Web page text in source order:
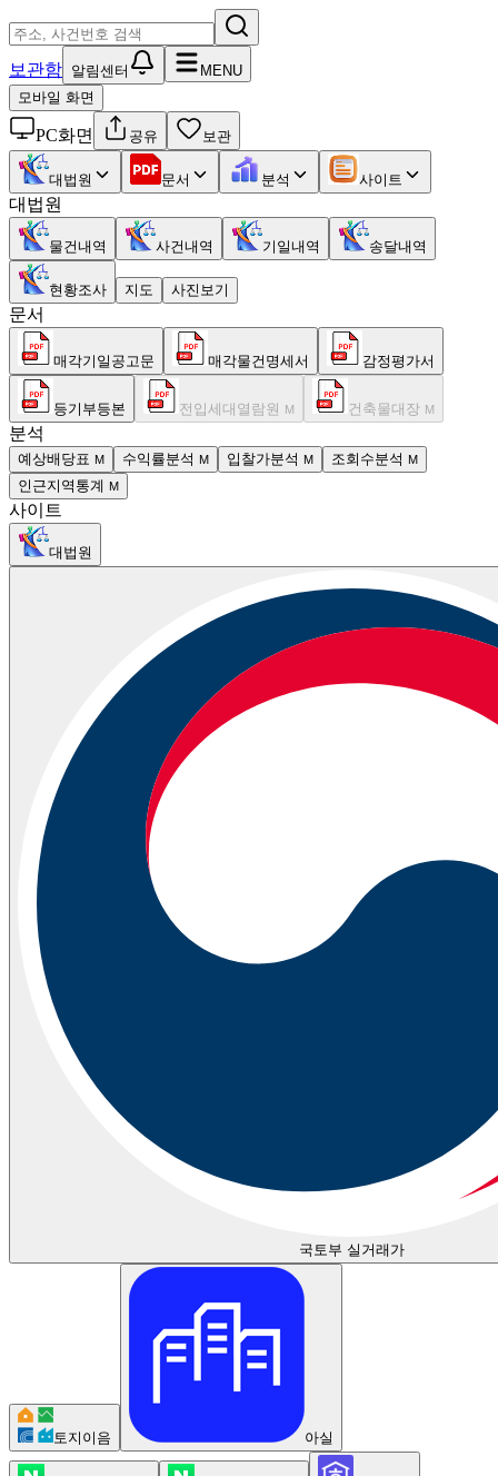
보관함 알림센터
MENU
모바일 화면
PC화면 공유 보관
대법원 문서 분석 사이트
대법원
물건내역 사건내역 기일내역 송달내역
현황조사 지도 사진보기
문서
매각기일공고문 매각물건명세서 감정평가서
등기부등본 전입세대열람원 M 건축물대장 M
분석
예상배당표 M 수익률분석 M 입찰가분석 M 조회수분석 M
인근지역통계 M
사이트
대법원
국토부 실거래가
토지이음 아실